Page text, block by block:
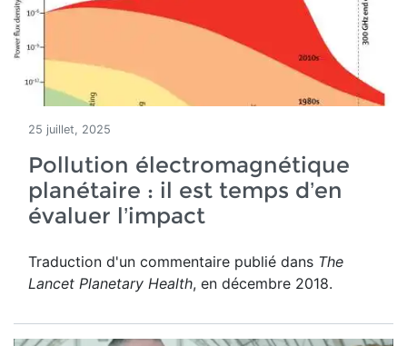
25 juillet, 2025
Pollution électromagnétique
planétaire : il est temps d’en
évaluer l’impact
Traduction d'un commentaire publié dans The
Lancet Planetary Health, en décembre 2018.